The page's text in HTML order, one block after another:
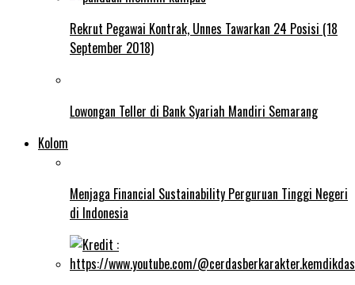
Rekrut Pegawai Kontrak, Unnes Tawarkan 24 Posisi (18
September 2018)
Lowongan Teller di Bank Syariah Mandiri Semarang
Kolom
Menjaga Financial Sustainability Perguruan Tinggi Negeri
di Indonesia